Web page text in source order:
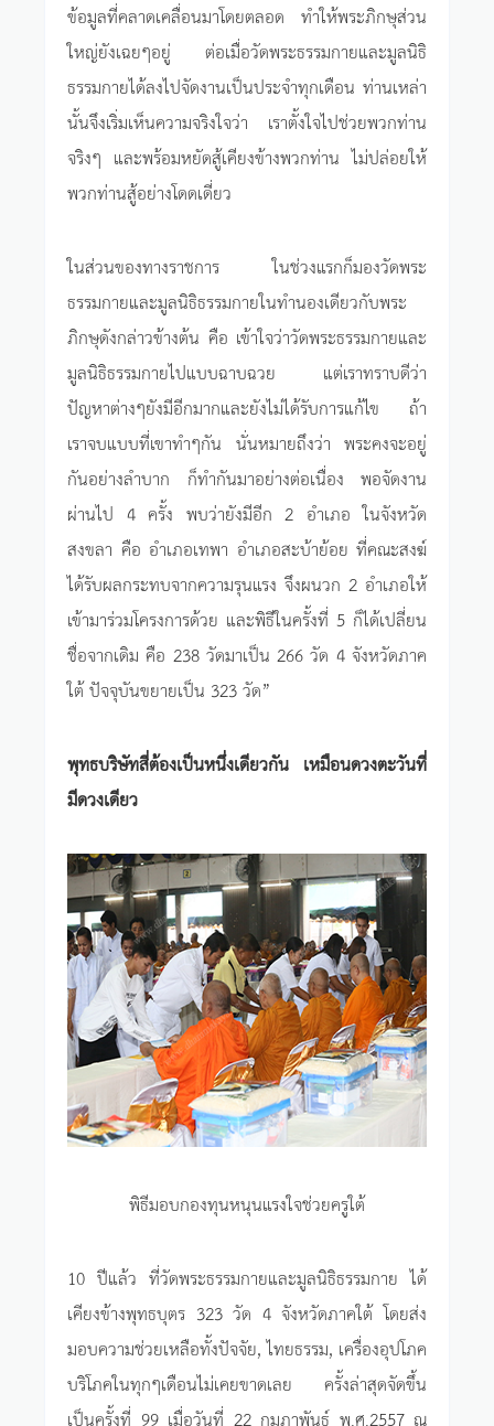
ข้อมูลที่คลาดเคลื่อนมาโดยตลอด ทำให้พระภิกษุส่วน
ใหญ่ยังเฉยๆอยู่ ต่อเมื่อวัดพระธรรมกายและมูลนิธิ
ธรรมกายได้ลงไปจัดงานเป็นประจำทุกเดือน ท่านเหล่า
นั้นจึงเริ่มเห็นความจริงใจว่า เราตั้งใจไปช่วยพวกท่าน
จริงๆ และพร้อมหยัดสู้เคียงข้างพวกท่าน ไม่ปล่อยให้
พวกท่านสู้อย่างโดดเดี่ยว
ในส่วนของทางราชการ ในช่วงแรกก็มองวัดพระ
ธรรมกายและมูลนิธิธรรมกายในทำนองเดียวกับพระ
ภิกษุดังกล่าวข้างต้น คือ เข้าใจว่าวัดพระธรรมกายและ
มูลนิธิธรรมกายไปแบบฉาบฉวย แต่เราทราบดีว่า
ปัญหาต่างๆยังมีอีกมากและยังไม่ได้รับการแก้ไข ถ้า
เราจบแบบที่เขาทำๆกัน นั่นหมายถึงว่า พระคงจะอยู่
กันอย่างลำบาก ก็ทำกันมาอย่างต่อเนื่อง พอจัดงาน
ผ่านไป 4 ครั้ง พบว่ายังมีอีก 2 อำเภอ ในจังหวัด
สงขลา คือ อำเภอเทพา อำเภอสะบ้าย้อย ที่คณะสงฆ์
ได้รับผลกระทบจากความรุนแรง จึงผนวก 2 อำเภอให้
เข้ามาร่วมโครงการด้วย และพิธีในครั้งที่ 5 ก็ได้เปลี่ยน
ชื่อจากเดิม คือ 238 วัดมาเป็น 266 วัด 4 จังหวัดภาค
ใต้ ปัจจุบันขยายเป็น 323 วัด”
พุทธบริษัทสี่ต้องเป็นหนึ่งเดียวกัน เหมือนดวงตะวันที่
มีดวงเดียว
พิธีมอบกองทุนหนุนแรงใจช่วยครูใต้
10 ปีแล้ว ที่วัดพระธรรมกายและมูลนิธิธรรมกาย ได้
เคียงข้างพุทธบุตร 323 วัด 4 จังหวัดภาคใต้ โดยส่ง
มอบความช่วยเหลือทั้งปัจจัย, ไทยธรรม, เครื่องอุปโภค
บริโภคในทุกๆเดือนไม่เคยขาดเลย ครั้งล่าสุดจัดขึ้น
เป็นครั้งที่ 99 เมื่อวันที่ 22 กุมภาพันธ์ พ.ศ.2557 ณ